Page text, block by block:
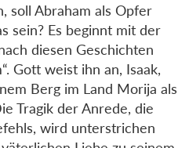
soll Abraham als Opfer
sein? Es beginnt mit der
diesen Geschichten
Gott weist ihn an, Isaak,
Berg im Land Morija als
Tragik der Anrede, die
wird unterstrichen